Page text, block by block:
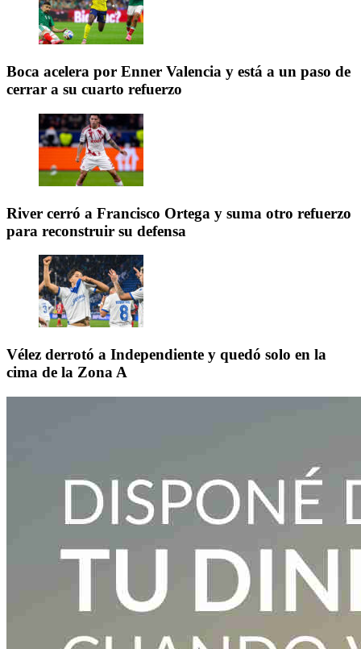
Boca acelera por Enner Valencia y está a un paso de
cerrar a su cuarto refuerzo
River cerró a Francisco Ortega y suma otro refuerzo
para reconstruir su defensa
Vélez derrotó a Independiente y quedó solo en la
cima de la Zona A